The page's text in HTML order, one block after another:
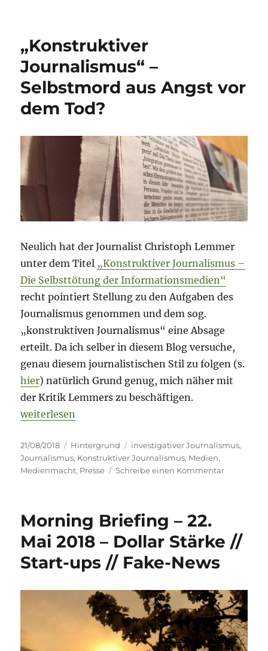
„Konstruktiver
Journalismus“ –
Selbstmord aus Angst vor
dem Tod?
Neulich hat der Journalist Christoph Lemmer
unter dem Titel „Konstruktiver Journalismus –
Die Selbsttötung der Informationsmedien“
recht pointiert Stellung zu den Aufgaben des
Journalismus genommen und dem sog.
„konstruktiven Journalismus“ eine Absage
erteilt. Da ich selber in diesem Blog versuche,
genau diesem journalistischen Stil zu folgen (s.
hier) natürlich Grund genug, mich näher mit
der Kritik Lemmers zu beschäftigen.
„„Konstruktiver Journalismus“ – Selbstmord aus
weiterlesen
Veröffentlicht
am
21/08/2018 Kategorien
Hintergrund Schlagwörter
investigativer Journalismus,
Journalismus, Konstruktiver Journalismus, Medien,
Medienmacht, Presse Schreibe einen Kommentarzu
aus
Angst
Morning Briefing – 22.
Mai 2018 – Dollar Stärke //
Start-ups // Fake-News